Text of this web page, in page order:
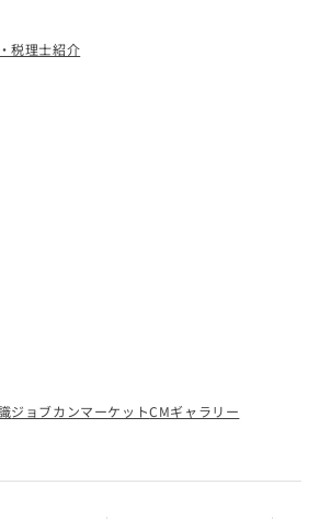
税理士紹介
ジョブカンマーケットCMギャラリー